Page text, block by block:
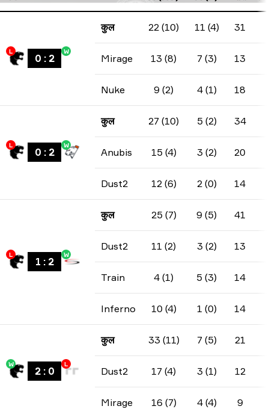
L
0 : 2
W
कुल 22 (10) 11 (4) 31
Mirage 13 (8) 7 (3) 13
Nuke 9 (2) 4 (1) 18
L
0 : 2
W
कुल 27 (10) 5 (2) 34
Anubis 15 (4) 3 (2) 20
Dust2 12 (6) 2 (0) 14
L
1 : 2
W
कुल 25 (7) 9 (5) 41
Dust2 11 (2) 3 (2) 13
Train 4 (1) 5 (3) 14
Inferno 10 (4) 1 (0) 14
W
2: 0
L
कुल 33 (11) 7 (5) 21
Dust2 17 (4) 3 (1) 12
Mirage 16 (7) 4 (4) 9